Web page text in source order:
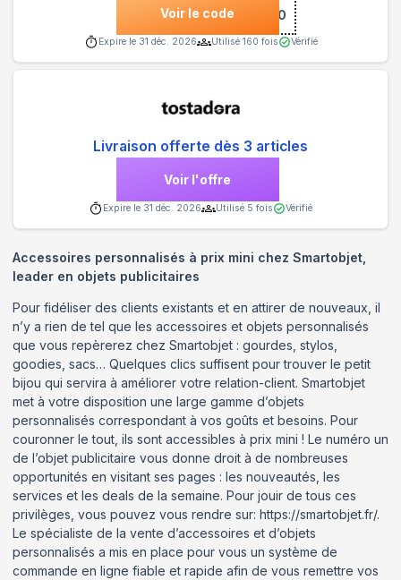
Voir le code
***COME-TC10
Expire le 31 déc. 2026 Utilisé 160 fois Vérifié
Livraison offerte dès 3 articles
Voir l'offre
Expire le 31 déc. 2026 Utilisé 5 fois Vérifié
Accessoires personnalisés à prix mini chez Smartobjet,
leader en objets publicitaires
Pour fidéliser des clients existants et en attirer de nouveaux, il
n’y a rien de tel que les accessoires et objets personnalisés
que vous repèrerez chez Smartobjet : gourdes, stylos,
goodies, sacs… Quelques clics suffisent pour trouver le petit
bijou qui servira à améliorer votre relation-client. Smartobjet
met à votre disposition une large gamme d’objets
personnalisés correspondant à vos goûts et besoins. Pour
couronner le tout, ils sont accessibles à prix mini ! Le numéro un
de l’objet publicitaire vous donne droit à de nombreuses
opportunités en visitant ses pages : les nouveautés, les
services et les deals de la semaine. Pour jouir de tous ces
privilèges, vous pouvez vous rendre sur: https://smartobjet.fr/.
Le spécialiste de la vente d’accessoires et d’objets
personnalisés a mis en place pour vous un système de
commande en ligne fiable et rapide afin de vous remettre vos